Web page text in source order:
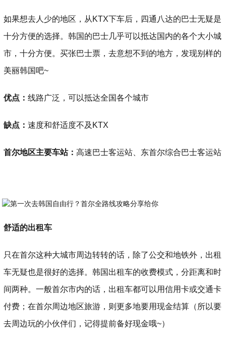
如果想去人少的地区，从KTX下车后，四通八达的巴士无疑是
十分方便的选择。韩国的巴士几乎可以抵达国内的各个大小城
市，十分方便。买张巴士票，去意想不到的地方，发现别样的
美丽韩国吧~
优点：线路广泛，可以抵达全国各个城市
缺点：速度和舒适度不及KTX
首尔地区主要车站：高速巴士客运站、东首尔综合巴士客运站
舒适的出租车
只在首尔这种大城市周边转转的话，除了公交和地铁外，出租
车无疑也是很好的选择。韩国出租车的收费模式，分距离和时
间两种。一般首尔市内的话，出租车都可以用信用卡或交通卡
付费；在首尔周边地区旅游，则更多地要用现金结算（所以要
去周边玩的小伙伴们，记得提前备好现金哦~）